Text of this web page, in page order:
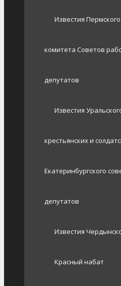
Известия
комитета Советов
депутатов
Известия
крестьянских и
Екатеринбургского
депутатов
Известия
Красный набат